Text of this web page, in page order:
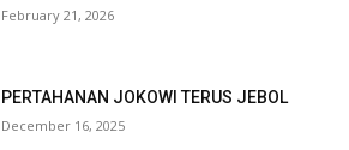
February 21, 2026
PERTAHANAN JOKOWI TERUS JEBOL
December 16, 2025